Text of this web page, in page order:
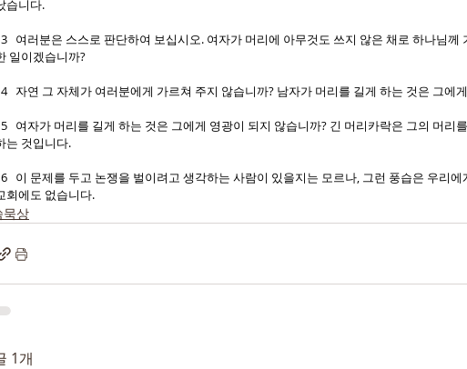
습니다.
여러분은 스스로 판단하여 보십시오. 여자가 머리에 아무것도 쓰지 않은 채로 하나님께
일이겠습니까?
자연 그 자체가 여러분에게 가르쳐 주지 않습니까? 남자가 머리를 길게 하는 것은 그에
여자가 머리를 길게 하는 것은 그에게 영광이 되지 않습니까? 긴 머리카락은 그의 머리
는 것입니다.
이 문제를 두고 논쟁을 벌이려고 생각하는 사람이 있을지는 모르나, 그런 풍습은 우리
회에도 없습니다.
묵상
1개